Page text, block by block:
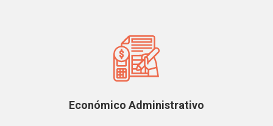
Económico Administrativo